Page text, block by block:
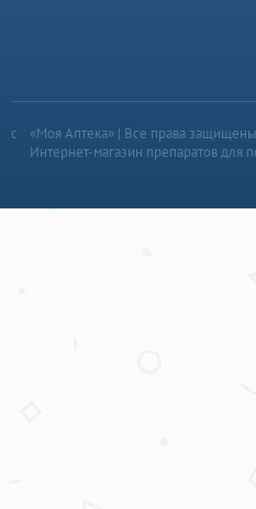
«Моя Аптека» | Все права защищены
Интернет-магазин препаратов для